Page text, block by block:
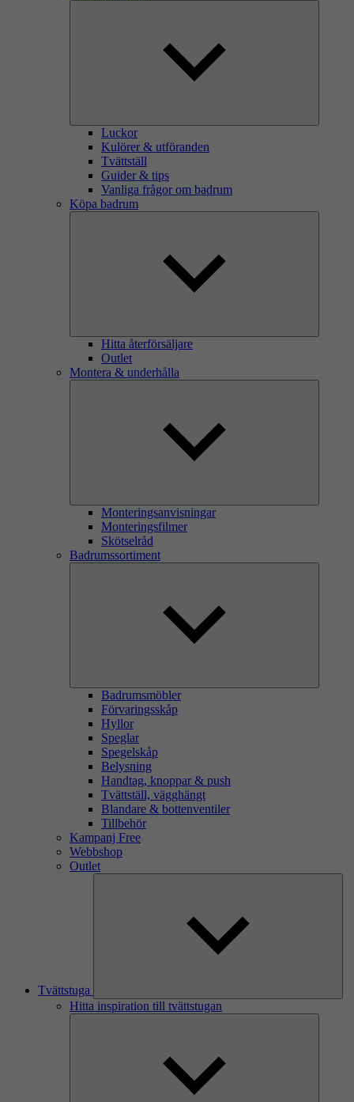
Luckor
Kulörer & utföranden
Tvättställ
Guider & tips
Vanliga frågor om badrum
Köpa badrum
Hitta återförsäljare
Outlet
Montera & underhålla
Monteringsanvisningar
Monteringsfilmer
Skötselråd
Badrumssortiment
Badrumsmöbler
Förvaringsskåp
Hyllor
Speglar
Spegelskåp
Belysning
Handtag, knoppar & push
Tvättställ, vägghängt
Blandare & bottenventiler
Tillbehör
Kampanj Free
Webbshop
Outlet
Tvättstuga
Hitta inspiration till tvättstugan